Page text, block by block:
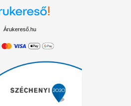
Árukereső.hu